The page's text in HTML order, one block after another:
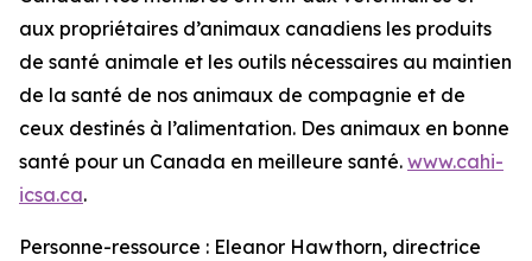
aux propriétaires d’animaux canadiens les produits
de santé animale et les outils nécessaires au maintien
de la santé de nos animaux de compagnie et de
ceux destinés à l’alimentation. Des animaux en bonne
santé pour un Canada en meilleure santé. www.cahi-
icsa.ca.
Personne-ressource : Eleanor Hawthorn, directrice